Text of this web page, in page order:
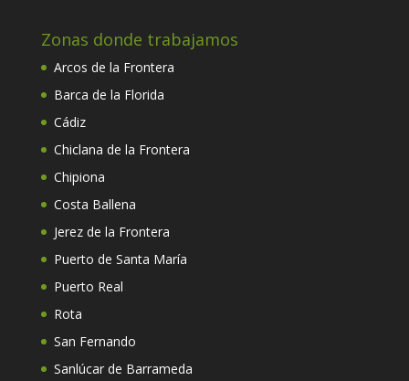
Zonas donde trabajamos
Arcos de la Frontera
Barca de la Florida
Cádiz
Chiclana de la Frontera
Chipiona
Costa Ballena
Jerez de la Frontera
Puerto de Santa María
Puerto Real
Rota
San Fernando
Sanlúcar de Barrameda